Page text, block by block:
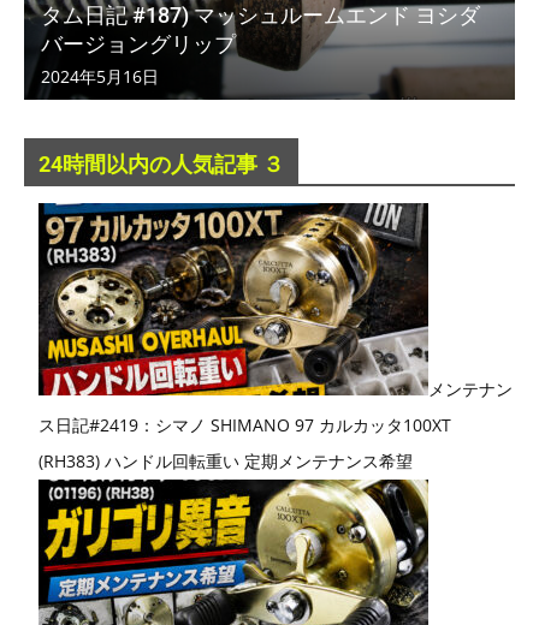
タム日記 #187) マッシュルームエンド ヨシダ
バージョングリップ
2024年5月16日
24時間以内の人気記事 ３
メンテナン
ス日記#2419：シマノ SHIMANO 97 カルカッタ100XT
(RH383) ハンドル回転重い 定期メンテナンス希望